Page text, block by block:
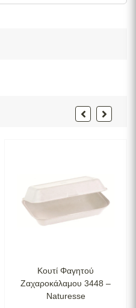
Κουτί Φαγητού
Ζαχαροκάλαμου 3448 –
Naturesse